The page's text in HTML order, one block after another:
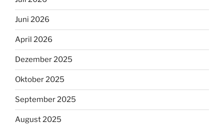
Juni 2026
April 2026
Dezember 2025
Oktober 2025
September 2025
August 2025